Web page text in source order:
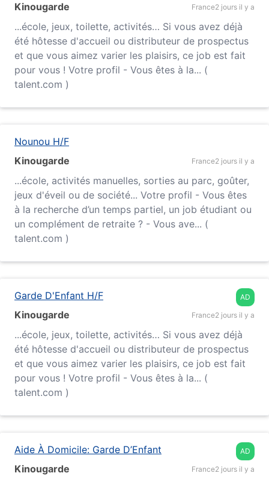
Kinougarde
France2 jours il y a
...école, jeux, toilette, activités… Si vous avez déjà
été hôtesse d'accueil ou distributeur de prospectus
et que vous aimez varier les plaisirs, ce job est fait
pour vous ! Votre profil - Vous êtes à la... (
talent.com )
Nounou H/F
Kinougarde
France2 jours il y a
...école, activités manuelles, sorties au parc, goûter,
jeux d'éveil ou de société... Votre profil - Vous êtes
à la recherche d’un temps partiel, un job étudiant ou
un complément de retraite ? - Vous ave... (
talent.com )
AD
Garde D'Enfant H/F
Kinougarde
France2 jours il y a
...école, jeux, toilette, activités… Si vous avez déjà
été hôtesse d'accueil ou distributeur de prospectus
et que vous aimez varier les plaisirs, ce job est fait
pour vous ! Votre profil - Vous êtes à la... (
talent.com )
AD
Aide À Domicile: Garde D’Enfant
Kinougarde
France2 jours il y a